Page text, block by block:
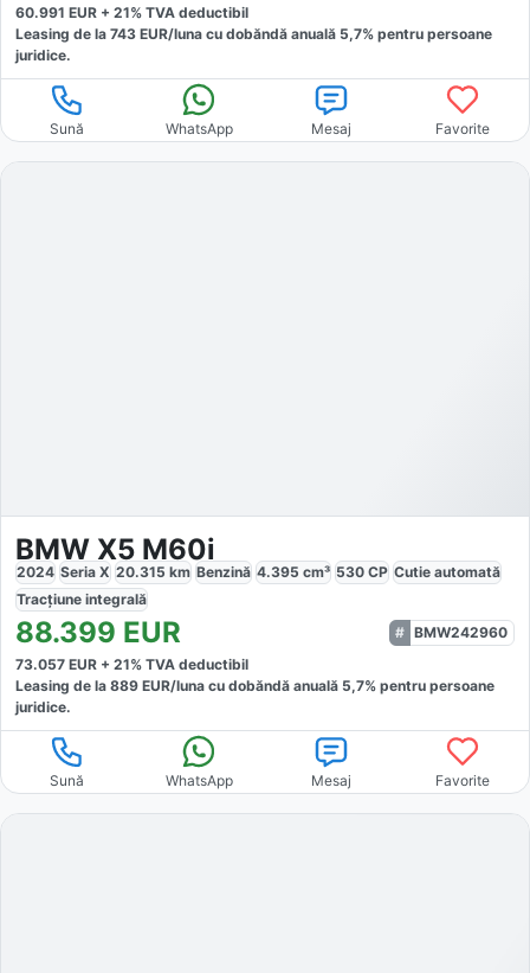
60.991 EUR + 21% TVA deductibil
Leasing de la 743 EUR/luna cu dobăndă anuală 5,7% pentru persoane
juridice.
Sună WhatsApp Mesaj Favorite
BMW X5 M60i
2024 Seria X 20.315 km Benzină 4.395 cm³ 530 CP Cutie automată
Tracțiune integrală
88.399 EUR
BMW242960
73.057 EUR + 21% TVA deductibil
Leasing de la 889 EUR/luna cu dobăndă anuală 5,7% pentru persoane
juridice.
Sună WhatsApp Mesaj Favorite